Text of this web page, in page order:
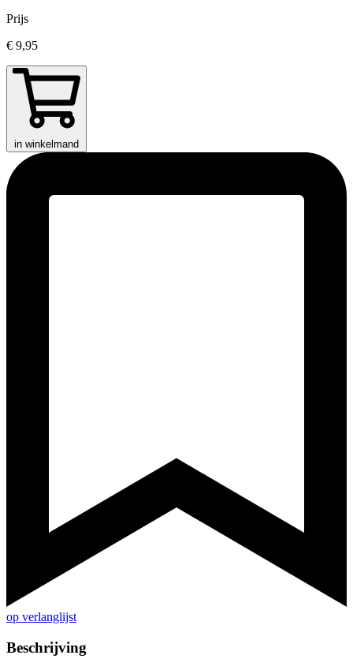
Prijs
€ 9,95
in winkelmand
op verlanglijst
Beschrijving